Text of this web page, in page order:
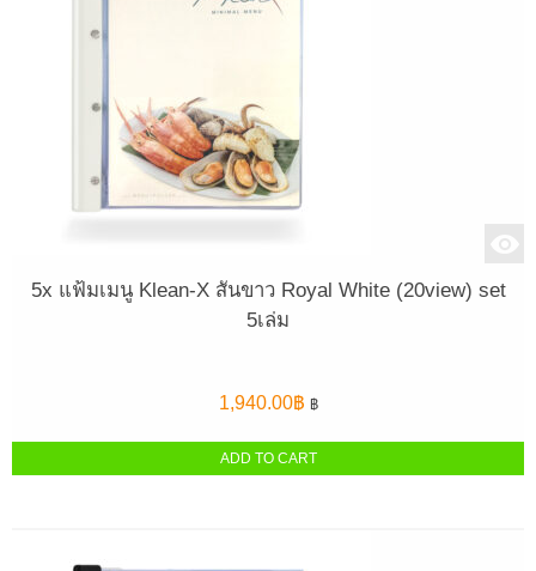
5x แฟ้มเมนู Klean-X สันขาว Royal White (20view) set
5เล่ม
1,940.00฿ ฿
ADD TO CART